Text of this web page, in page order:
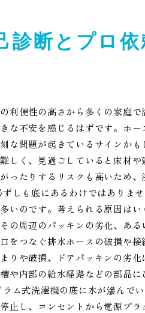
診断とプロ
利便性の高さから多くの家庭
な不安を感じるはずです。ホ
な問題が起きているサインかも
しく、見過ごしていると床材や
ったりするリスクも高いため
しも底にあるわけではありま
いのです。考えられる原因は
周辺のパッキンの劣化、ある
をつなぐ排水ホースの破損や
りや破損、ドアパッキンの劣
や内部の給水経路などの部品に
ム式洗濯機の底に水が滲んで
止し、コンセントから電源プ